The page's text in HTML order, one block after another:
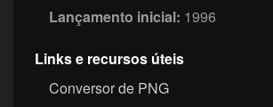
Lançamento inicial: 1996
Links e recursos úteis
Conversor de PNG